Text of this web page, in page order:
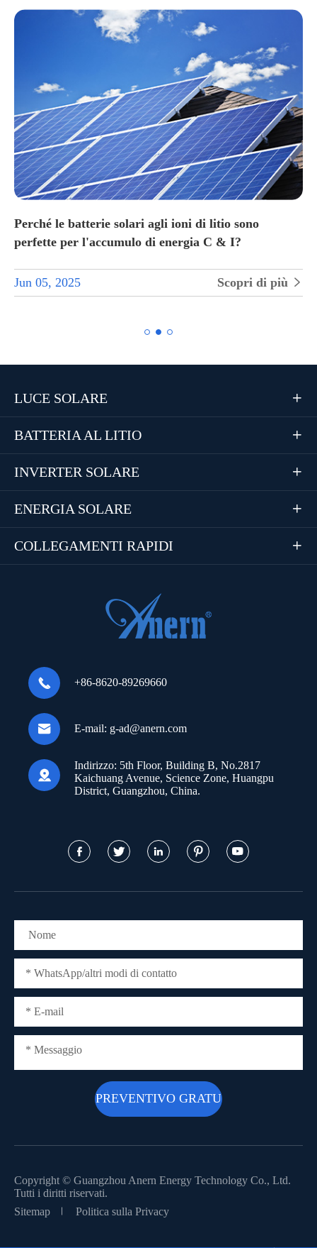
Perché le batterie solari agli ioni di litio sono
perfette per l'accumulo di energia C & I?
Jun 05, 2025 Scopri di più 
LUCE SOLARE 
BATTERIA AL LITIO 
INVERTER SOLARE 
ENERGIA SOLARE 
COLLEGAMENTI RAPIDI 
 +86-8620-89269660
 E-mail: g-ad@anern.com

Indirizzo: 5th Floor, Building B, No.2817
Kaichuang Avenue, Science Zone, Huangpu
District, Guangzhou, China.
    
Copyright © Guangzhou Anern Energy Technology Co., Ltd.
Tutti i diritti riservati.
Sitemap
Politica sulla Privacy